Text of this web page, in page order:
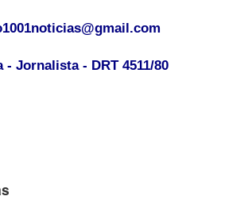
- Jornalista - DRT 4511/80